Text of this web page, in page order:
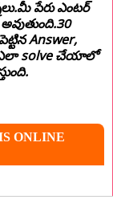
పేరు ఎంటర్
Answer,
ఎలా solve చేయాలో
ONLINE